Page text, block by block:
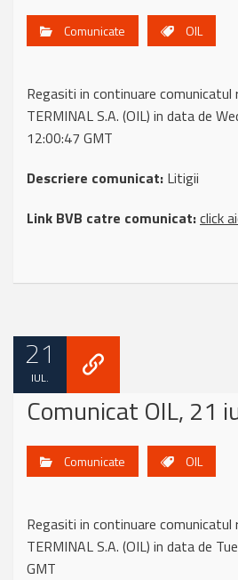
Comunicate OIL
Regasiti in continuare
TERMINAL S.A. (OIL) in data de
12:00:47 GMT
Descriere comunicat: Litigii
Link BVB catre comunicat:click
21
IUL.
Comunicat OIL, 21
Comunicate OIL
Regasiti in continuare
TERMINAL S.A. (OIL) in data de
GMT